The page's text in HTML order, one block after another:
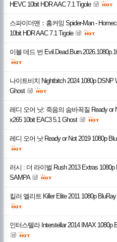
HEVC 10bit HDR AAC 7.1 Tigole
스파이더맨：홈커밍 Spider-Man -
10bit HDR AAC 7.1 Tigole
이블 데드 번
나이트비치 Nightbitch 2024 1080p DSNP
Ghost
레디 오어 낫: 죽음의 숨바꼭질 Ready or
x265 10bit EAC3 5.1 Ghost
레디 오어 낫 Ready or Not 2019 1080p
러시 : 더 라이벌 Rush 2013 Extras
SAMPA
킬러 엘리트 Killer Elite 2011 1080p
인터스텔라 Interstellar 2014 IMAX 1080p